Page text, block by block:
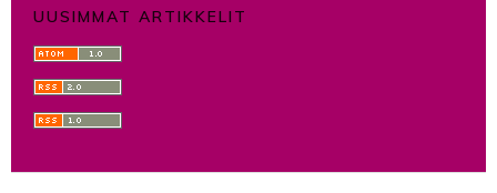
UUSIMMAT ARTIKKELIT